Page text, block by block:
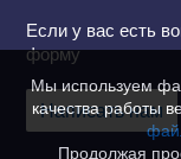
Если у вас есть
форму
Написать нам
Мы используем
качества работы
Продолжая